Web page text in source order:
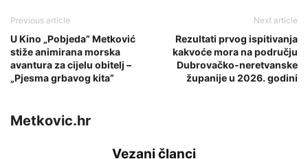
Previous article
U Kino „Pobjeda” Metković
stiže animirana morska
avantura za cijelu obitelj –
„Pjesma grbavog kita”
Next article
Rezultati prvog ispitivanja
kakvoće mora na području
Dubrovačko-neretvanske
županije u 2026. godini
Metkovic.hr
Vezani članci